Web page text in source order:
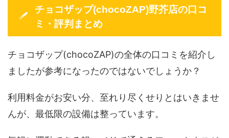
チョコザップ(chocoZAP)野芥店の口コ
ミ・評判まとめ
チョコザップ(chocoZAP)の全体の口コミを紹介し
ましたが参考になったのではないでしょうか？
利用料金がお安い分、至れり尽くせりとはいきませ
んが、最低限の設備は整っています。